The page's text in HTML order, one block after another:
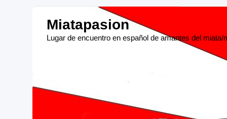
Miatapasion
Lugar de encuentro en español de amantes del miata/